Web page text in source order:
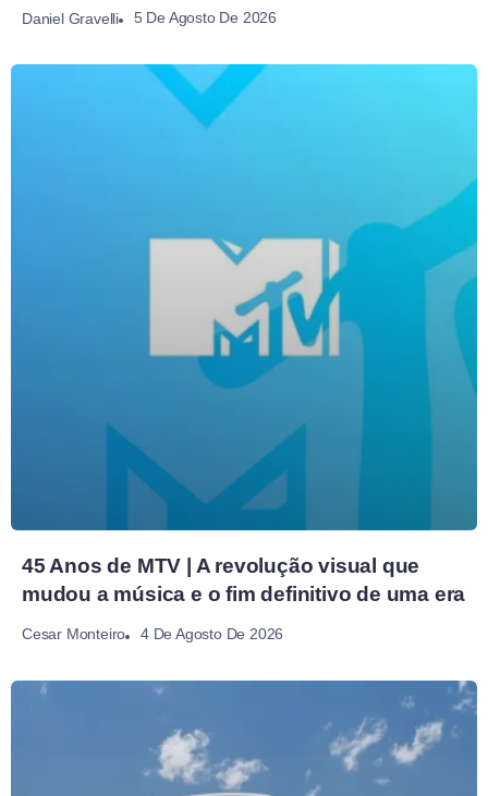
Daniel Gravelli 5 De Agosto De 2026
45 Anos de MTV | A revolução visual que
mudou a música e o fim definitivo de uma era
Cesar Monteiro 4 De Agosto De 2026